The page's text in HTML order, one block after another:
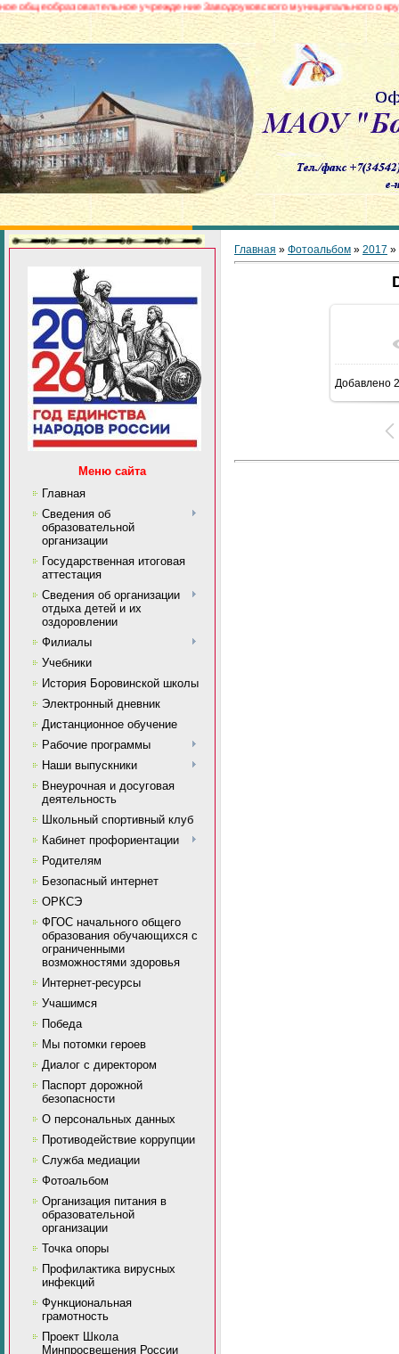
учреждение Заводоуковского муниципального округа
Меню сайта
Главная
Сведения об
образовательной
организации
Государственная итоговая
аттестация
Сведения об организации
отдыха детей и их
оздоровлении
Филиалы
Учебники
История Боровинской школы
Электронный дневник
Дистанционное обучение
Рабочие программы
Наши выпускники
Внеурочная и досуговая
деятельность
Школьный спортивный клуб
Кабинет профориентации
Родителям
Безопасный интернет
ОРКСЭ
ФГОС начального общего
образования обучающихся с
ограниченными
возможностями здоровья
Интернет-ресурсы
Учашимся
Победа
Мы потомки героев
Диалог с директором
Паспорт дорожной
безопасности
О персональных данных
Противодействие коррупции
Служба медиации
Фотоальбом
Организация питания в
образовательной
организации
Точка опоры
Профилактика вирусных
инфекций
Функциональная
грамотность
Проект Школа
Минпросвещения России
Главная » Фотоальбом » 2017 »
В
Добавлено